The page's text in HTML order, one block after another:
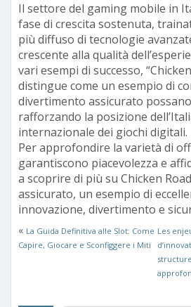
Il settore del gaming mobile in
fase di crescita sostenuta,
più diffuso di tecnologie
crescente alla qualità
vari esempi di successo,
distingue come un esempio di
divertimento assicurato
rafforzando la posizione
internazionale dei giochi digitali.
Per approfondire la varietà di
garantiscono piacevolezza e
a scoprire di più su Chicken
assicurato, un esempio di
innovazione, divertimento e
« La Guida Definitiva alle Slot: Come
Capire, Giocare e Sconfiggere i Miti
Les